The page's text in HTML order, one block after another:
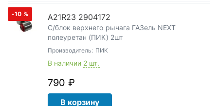
-10 % А21R23 2904172
С/блок верхнего рычага ГАЗель NEXT
полеуретан (ПИК) 2шт
Производитель: ПИК
В наличии 2 шт.
790 ₽
В корзину